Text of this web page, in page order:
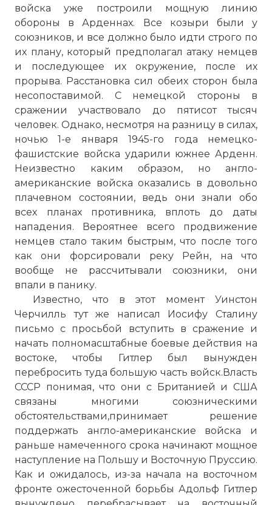
войска уже построили мощную линию
обороны в Арденнах. Все козыри были у
союзников, и все должно было идти строго по
их плану, который предполагал атаку немцев
и последующее их окружение, после их
прорыва. Расстановка сил обеих сторон была
несопоставимой. С немецкой стороны в
сражении участвовало до пятисот тысяч
человек. Однако, несмотря на разницу в силах,
ночью 1-е января 1945-го года немецко-
фашистские войска ударили южнее Арденн.
Неизвестно каким образом, но англо-
американские войска оказались в довольно
плачевном состоянии, ведь они знали обо
всех планах противника, вплоть до даты
нападения. Вероятнее всего продвижение
немцев стало таким быстрым, что после того
как они форсировали реку Рейн, на что
вообще не рассчитывали союзники, они
впали в панику.
Известно, что в этот момент Уинстон
Черчилль тут же написал Иосифу Сталину
письмо с просьбой вступить в сражение и
начать полномасштабные боевые действия на
востоке, чтобы Гитлер был вынужден
перебросить туда большую часть войск.Власть
СССР понимая, что они с Британией и США
связаны многими союзническими
обстоятельствами,принимает решение
поддержать англо-американские войска и
раньше намеченного срока начинают мощное
наступление на Польшу и Восточную Пруссию.
Как и ожидалось, из-за начала на восточном
фронте ожесточенной борьбы Адольф Гитлер